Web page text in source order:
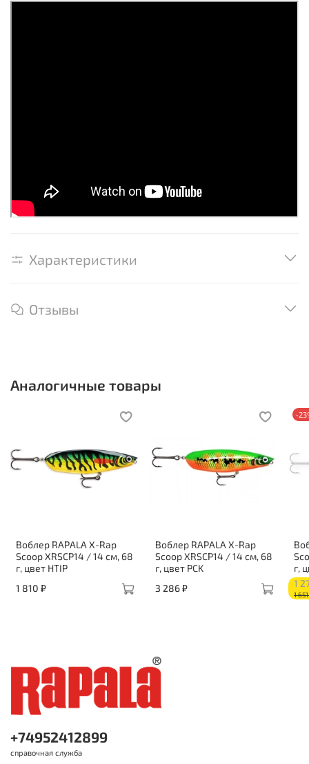
Характеристики
Отзывы
Аналогичные товары
Воблер RAPALA X-Rap
Scoop XRSCP14 / 14 см, 68
г, цвет HTIP
1 810 ₽
Воблер RAPALA X-Rap
Scoop XRSCP14 / 14 см, 68
г, цвет PCK
3 286 ₽
-
г,
1
1
+74952412899
справочная служба